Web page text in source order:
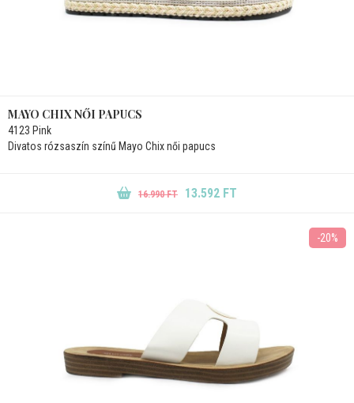
MAYO CHIX NŐI PAPUCS
4123 Pink
Divatos rózsaszín színű Mayo Chix női papucs
16.990 FT 13.592 FT
-20%